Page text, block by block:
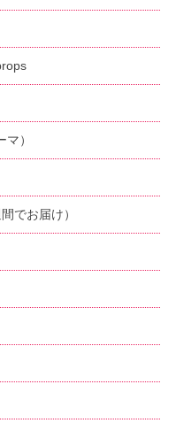
）
でお届け）